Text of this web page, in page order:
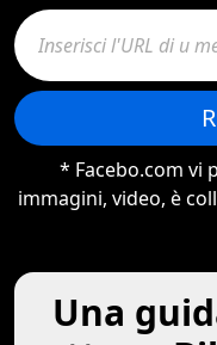
* Facebo.com vi
immagini, video, è
Una